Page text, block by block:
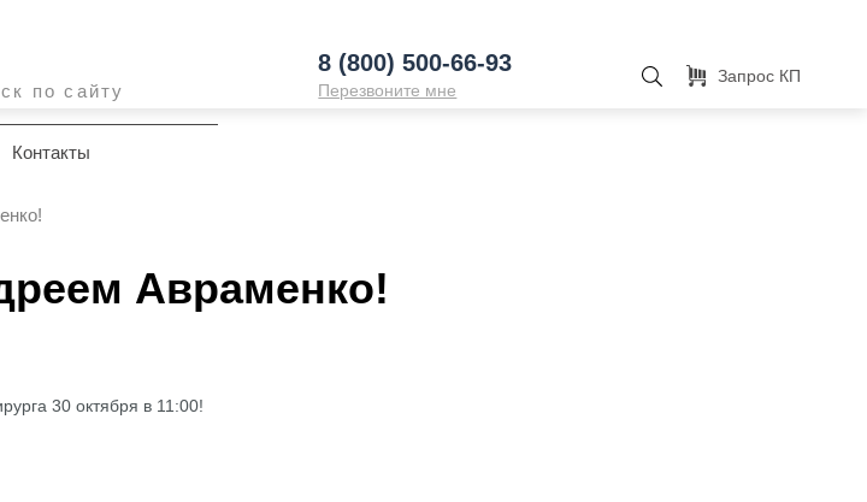
8 (800) 500-66-93
Перезвоните мне
Запрос КП
Контакты
Авраменко!
30 октября в 11:00!